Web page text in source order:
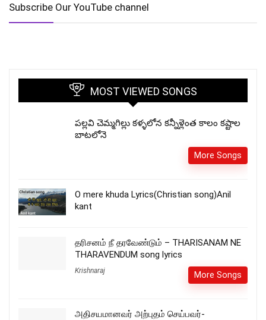
Subscribe Our YouTube channel
MOST VIEWED SONGS
పల్లవి చెమ్మగిల్లు కళ్ళలోన కన్నీళ్లెంత కాలం కష్టాల
బాటలోనె
More Songs
O mere khuda Lyrics(Christian song)Anil
kant
தரிசனம் நீ தரவேண்டும் – THARISANAM NE
THARAVENDUM song lyrics
Krishnaraj More Songs
அதிசயமானவர் அற்புதம் செய்பவர்-